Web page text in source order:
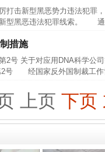
击新型黑恶势力违法犯罪
新型黑恶违法犯罪线索。
措施
2号 关于对应用DNA科学公
2号 经国家反外国制裁工作
上页 下页
一纸欠